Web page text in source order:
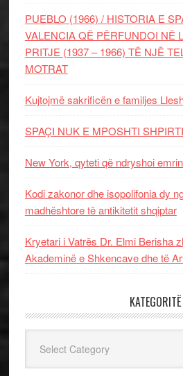
PUEBLO (1966) / HISTORIA E
VALENCIA QË PËRFUNDOI NË
PRITJE (1937 – 1966) TË NJË
MOTRAT
Kujtojmë sakrificën e familjes
SPAÇI NUK E MPOSHTI
New York, qyteti që ndryshoi
Kodi zakonor dhe isopolifonia dy
madhështore të antikitetit shqiptar
Kryetari i Vatrës Dr. Elmi Berisha
Akademinë e Shkencave dhe të
KATEGORITË